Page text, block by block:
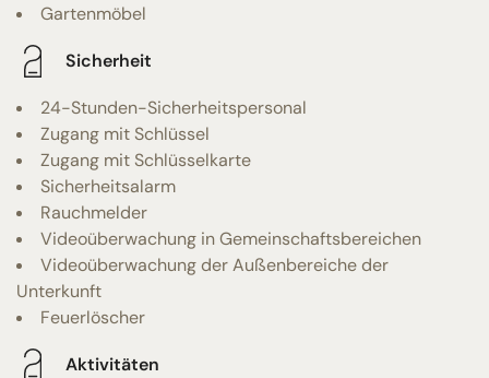
Gartenmöbel
Sicherheit
24-Stunden-Sicherheitspersonal
Zugang mit Schlüssel
Zugang mit Schlüsselkarte
Sicherheitsalarm
Rauchmelder
Videoüberwachung in Gemeinschaftsbereichen
Videoüberwachung der Außenbereiche der
Unterkunft
Feuerlöscher
Aktivitäten